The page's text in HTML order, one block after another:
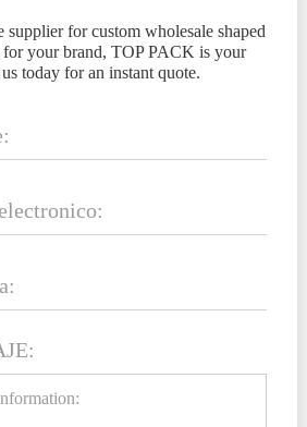
supplier for custom wholesale shaped
for your brand, TOP PACK is your
today for an instant quote.